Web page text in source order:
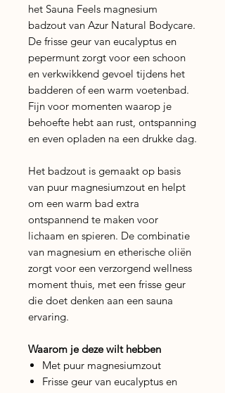
het Sauna Feels magnesium
badzout van Azur Natural Bodycare.
De frisse geur van eucalyptus en
pepermunt zorgt voor een schoon
en verkwikkend gevoel tijdens het
badderen of een warm voetenbad.
Fijn voor momenten waarop je
behoefte hebt aan rust, ontspanning
en even opladen na een drukke dag.
Het badzout is gemaakt op basis
van puur magnesiumzout en helpt
om een warm bad extra
ontspannend te maken voor
lichaam en spieren. De combinatie
van magnesium en etherische oliën
zorgt voor een verzorgend wellness
moment thuis, met een frisse geur
die doet denken aan een sauna
ervaring.
Waarom je deze wilt hebben
Met puur magnesiumzout
Frisse geur van eucalyptus en